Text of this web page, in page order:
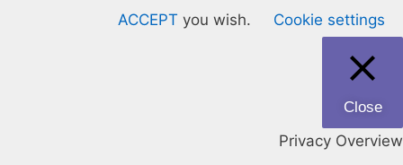
you wish.
Cookie settings
ACCEPT
Close
Privacy Overview